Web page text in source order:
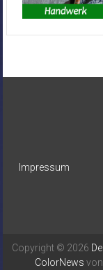
Impressum
Copyright © 2026
ColorNews